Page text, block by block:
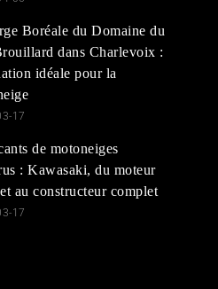
Boréale du Domaine du
dans Charlevoix :
idéale pour la
17
de motoneiges
: Kawasaki, du moteur
au constructeur complet
17